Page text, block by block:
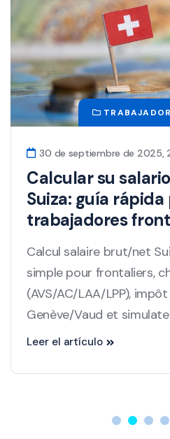
30 de septiembre de 2025,
Calcular su
Suiza: guía rápida
trabajadores
Calcul salaire brut/net
simple pour frontaliers,
(AVS/AC/LAA/LPP),
Genève/Vaud et
Leer el artículo